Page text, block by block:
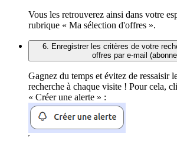
Vous les retrouverez ainsi dans votre
rubrique « Ma sélection d'offres ».
6. Enregistrer les critères de votre
offres par e-mail
Gagnez du temps et évitez de ressaisir
recherche à chaque visite ! Pour cela,
« Créer une alerte » :